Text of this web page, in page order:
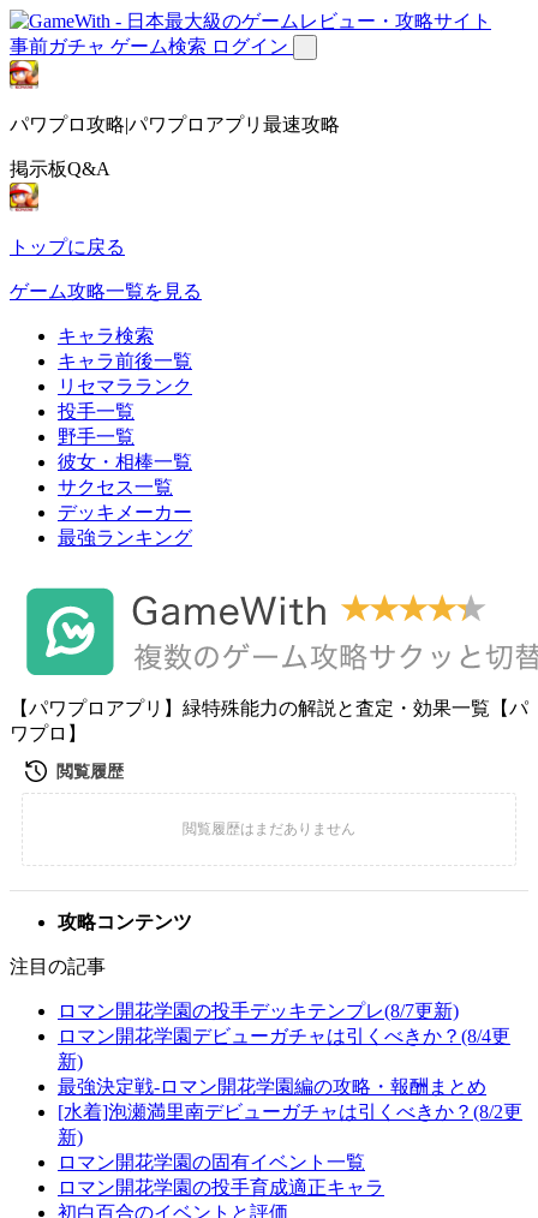
事前ガチャ ゲーム検索 ログイン
パワプロ攻略|パワプロアプリ最速攻略
掲示板Q&A
トップに戻る
ゲーム攻略一覧を見る
キャラ検索
キャラ前後一覧
リセマラランク
投手一覧
野手一覧
彼女・相棒一覧
サクセス一覧
デッキメーカー
最強ランキング
【パワプロアプリ】緑特殊能力の解説と査定・効果一覧【パ
ワプロ】
攻略コンテンツ
注目の記事
ロマン開花学園の投手デッキテンプレ(8/7更新)
ロマン開花学園デビューガチャは引くべきか？(8/4更
新)
最強決定戦-ロマン開花学園編の攻略・報酬まとめ
[水着]泡瀬満里南デビューガチャは引くべきか？(8/2更
新)
ロマン開花学園の固有イベント一覧
ロマン開花学園の投手育成適正キャラ
初白百合のイベントと評価